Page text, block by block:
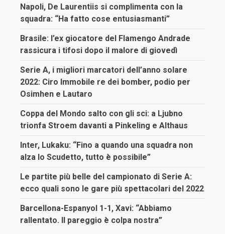
Napoli, De Laurentiis si complimenta con la
squadra: “Ha fatto cose entusiasmanti”
Brasile: l’ex giocatore del Flamengo Andrade
rassicura i tifosi dopo il malore di giovedì
Serie A, i migliori marcatori dell’anno solare
2022: Ciro Immobile re dei bomber, podio per
Osimhen e Lautaro
Coppa del Mondo salto con gli sci: a Ljubno
trionfa Stroem davanti a Pinkeling e Althaus
Inter, Lukaku: “Fino a quando una squadra non
alza lo Scudetto, tutto è possibile”
Le partite più belle del campionato di Serie A:
ecco quali sono le gare più spettacolari del 2022
Barcellona-Espanyol 1-1, Xavi: “Abbiamo
rallentato. Il pareggio è colpa nostra”